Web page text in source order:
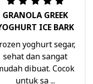
GRANOLA GREEK
ICE BARK
yoghurt segar,
sehat dan sangat
dibuat. Cocok
untuk sa ...